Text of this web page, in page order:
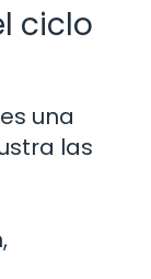
ciclo
una
las